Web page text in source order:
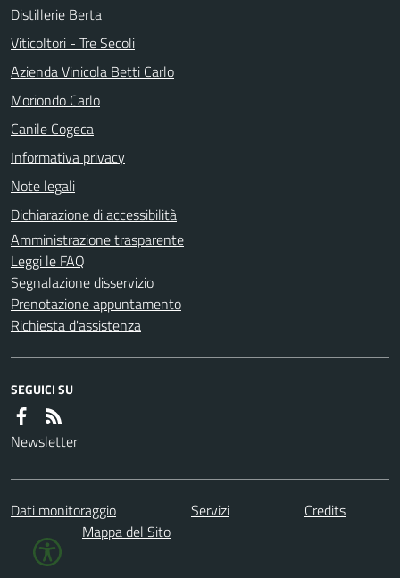
Distillerie Berta
Viticoltori - Tre Secoli
Azienda Vinicola Betti Carlo
Moriondo Carlo
Canile Cogeca
Informativa privacy
Note legali
Dichiarazione di accessibilità
Amministrazione trasparente
Leggi le FAQ
Segnalazione disservizio
Prenotazione appuntamento
Richiesta d'assistenza
SEGUICI SU
Newsletter
Dati monitoraggio Servizi
Credits
Mappa del Sito